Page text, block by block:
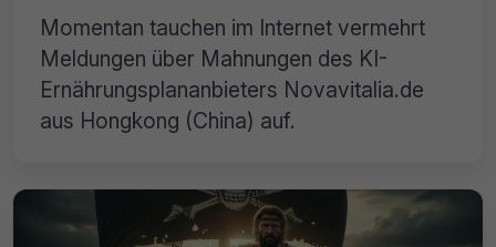
Momentan tauchen im Internet vermehrt
Meldungen über Mahnungen des KI-
Ernährungsplananbieters Novavitalia.de
aus Hongkong (China) auf.